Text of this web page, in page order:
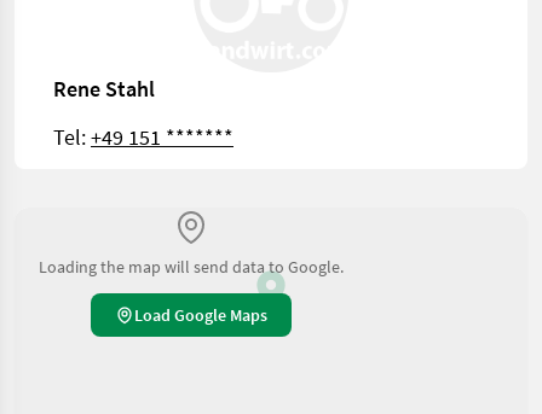
Rene Stahl
Tel:+49 151 *******
Loading the map will send data to Google.
Load Google Maps